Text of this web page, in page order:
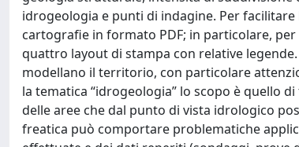
idrogeologia e punti di indagine. Per
cartografie in formato PDF; in particolare,
quattro layout di stampa con relative
modellano il territorio, con particolare
la tematica “idrogeologia” lo scopo è quello
delle aree che dal punto di vista idrologico
freatica può comportare problematiche